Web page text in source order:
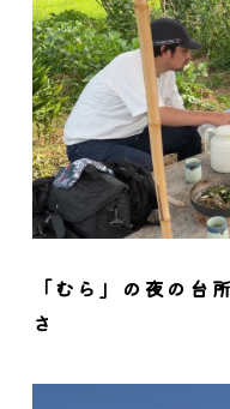
「むら」の夜の台
さ